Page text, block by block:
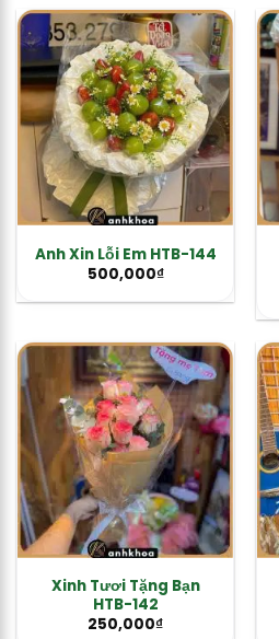
Anh Xin Lỗi Em HTB-144
500,000₫
Xinh Tươi Tặng Bạn
HTB-142
250,000₫